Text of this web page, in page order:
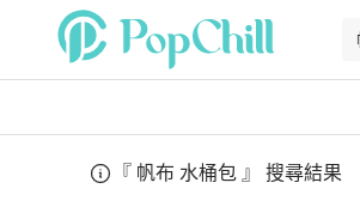
『 帆布 水桶包 』 搜尋結果